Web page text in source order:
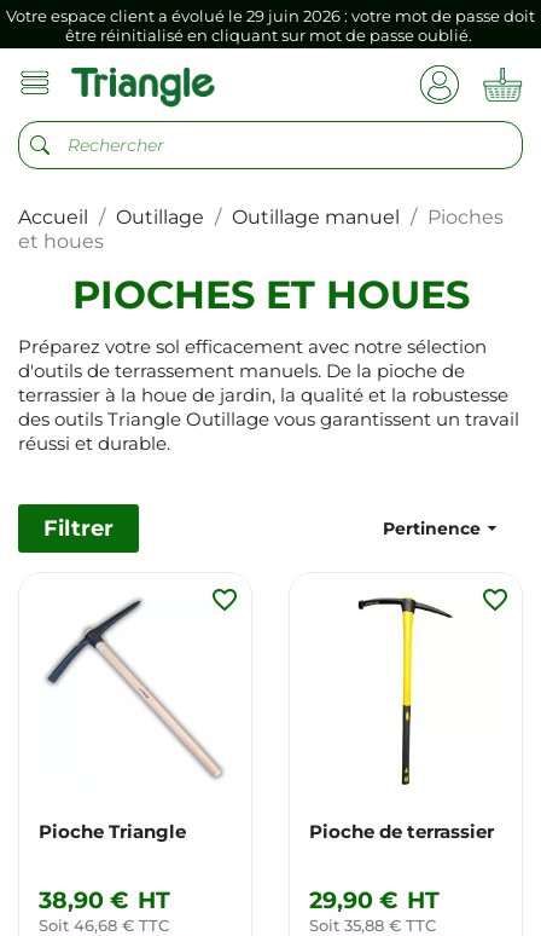
Votre espace client a évolué le 29 juin 2026 : votre mot de passe doit
être réinitialisé en cliquant sur mot de passe oublié.
Si vous aviez mémorisé votre précédent mot de passe dans votre
navigateur internet, il doit être réenregistré à la première connexion
Votre espace client a évolué le 29 juin 2026 : votre mot de passe doit
être réinitialisé en cliquant sur mot de passe oublié.
Si vous aviez mémorisé votre précédent mot de passe dans votre
navigateur internet, il doit être réenregistré à la première connexion
Accueil Outillage Outillage manuel
Pioches
et houes
PIOCHES ET HOUES
Préparez votre sol efficacement avec notre sélection
d'outils de terrassement manuels. De la pioche de
terrassier à la houe de jardin, la qualité et la robustesse
des outils Triangle Outillage vous garantissent un travail
réussi et durable.
Filtrer Pertinence
Pioche Triangle
38,90 € HT
Soit 46,68 € TTC
favorite_border
Pioche de terrassier
29,90 € HT
Soit 35,88 € TTC
favorite_border